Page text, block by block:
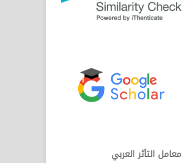
معامل التأثر العربي